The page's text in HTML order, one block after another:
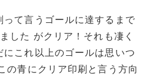
って言うゴールに達するまで
した がクリア！それも凄く
これ以上のゴールは思いつ
の青にクリア印刷と言う方向